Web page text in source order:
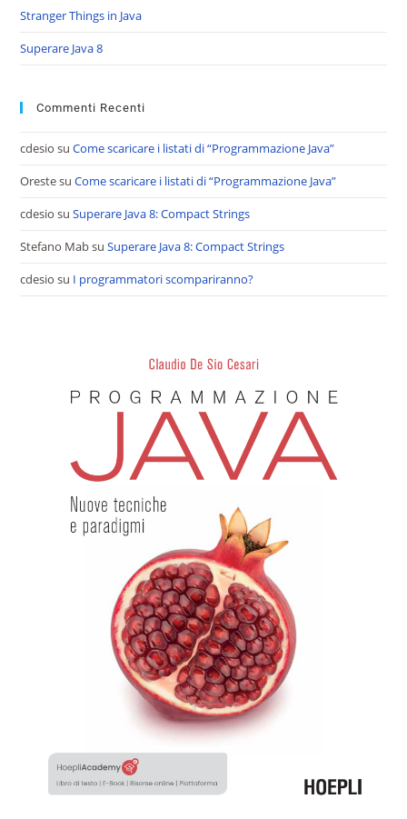
Stranger Things in Java
Superare Java 8
Commenti Recenti
cdesio suCome scaricare i listati di “Programmazione Java”
OrestesuCome scaricare i listati di “Programmazione Java”
cdesio suSuperare Java 8: Compact Strings
Stefano MabsuSuperare Java 8: Compact Strings
cdesio su I programmatori scompariranno?